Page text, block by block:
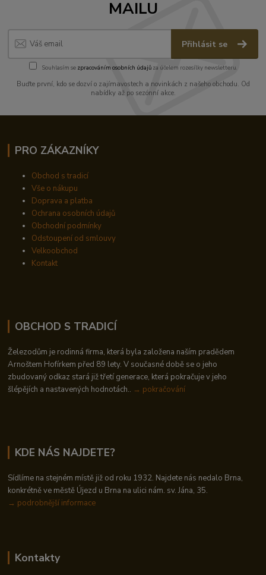
MAILU
Přihlásit se
Souhlasím se zpracováním osobních údajůza účelem rozesílky newsletteru.
Buďte první, kdo se dozví o zajímavostech a novinkách z našeho obchodu. Od
nabídky až po sezónní akce.
PRO ZÁKAZNÍKY
Obchod s tradicí
Vše o nákupu
Doprava a platba
Ochrana osobních údajů
Obchodní podmínky
Odstoupení od smlouvy
Velkoobchod
Kontakt
OBCHOD S TRADICÍ
Železodům je rodinná firma, která byla založena naším pradědem
Arnoštem Hofírkem před 89 lety. V současné době se o jeho
zbudovaný odkaz stará již třetí generace, která pokračuje v jeho
šlépějích a nastavených hodnotách.. → pokračování
KDE NÁS NAJDETE?
Sídlíme na stejném místě již od roku 1932. Najdete nás nedalo Brna,
konkrétně ve městě Újezd u Brna na ulici nám. sv. Jána, 35.
→ podrobnější informace
Kontakty